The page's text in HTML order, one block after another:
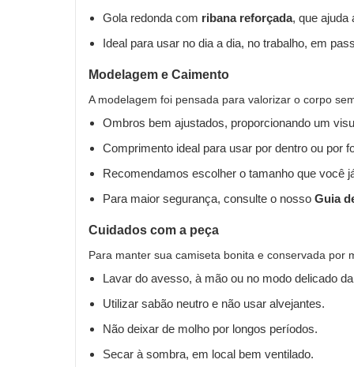
Gola redonda com ribana reforçada, que ajuda
Ideal para usar no dia a dia, no trabalho, em
Modelagem e Caimento
A modelagem foi pensada para valorizar o corpo
Ombros bem ajustados, proporcionando um
Comprimento ideal para usar por dentro ou por
Recomendamos escolher o tamanho que você
Para maior segurança, consulte o nosso Guia
Cuidados com a peça
Para manter sua camiseta bonita e conservada por
Lavar do avesso, à mão ou no modo delicado
Utilizar sabão neutro e não usar alvejantes.
Não deixar de molho por longos períodos.
Secar à sombra, em local bem ventilado.